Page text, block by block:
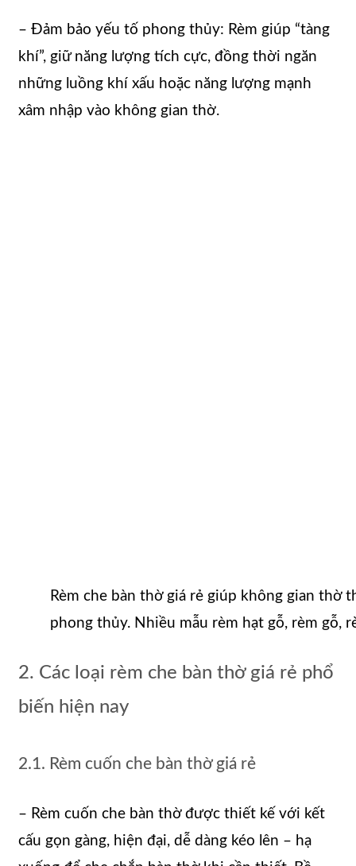
– Đảm bảo yếu tố phong thủy: Rèm giúp “tàng
khí”, giữ năng lượng tích cực, đồng thời ngăn
những luồng khí xấu hoặc năng lượng mạnh
xâm nhập vào không gian thờ.
Rèm che bàn thờ giá rẻ giúp không gian thờ
phong thủy. Nhiều mẫu rèm hạt gỗ, rèm gỗ,
2. Các loại rèm che bàn thờ giá rẻ phổ
biến hiện nay
2.1. Rèm cuốn che bàn thờ giá rẻ
– Rèm cuốn che bàn thờ được thiết kế với kết
cấu gọn gàng, hiện đại, dễ dàng kéo lên – hạ